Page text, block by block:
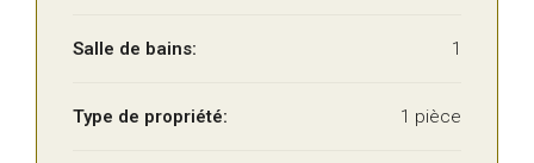
Salle de bains: 1
Type de propriété: 1 pièce